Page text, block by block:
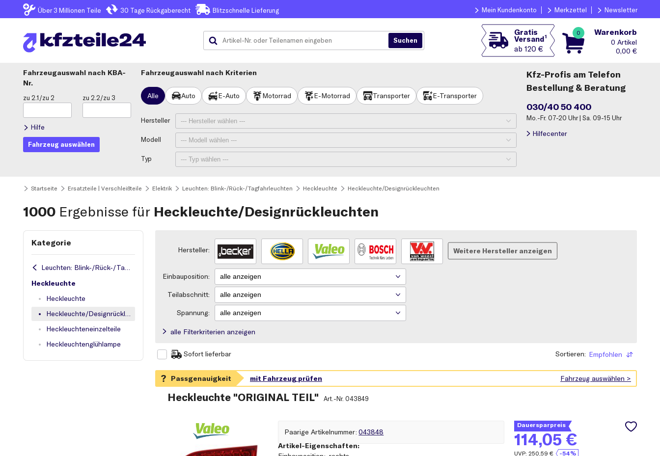
Über 3 Millionen Teile 30 Tage Rückgaberecht Blitzschnelle Lieferung Mein Kundenkonto Merkzettel Newsletter
Gratis
Versand1
ab 120 €
0 Warenkorb
0
0,00 €
Fahrzeugauswahl
KBA-
Nr.
zu 2.1/zu 2 zu 2.2/zu 3
Hilfe
Fahrzeug auswählen
Fahrzeugauswahl nach Kriterien
Alle Auto E-Auto Motorrad E-Motorrad Transporter E-Transporter
Hersteller
Modell
Typ
Kfz-Profis am Telefon
Bestellung & Beratung
030/40 50 400
Mo.-Fr. 07-20 Uhr | Sa. 09-15 Uhr
Hilfecenter
Startseite Ersatzteile | Verschleißteile Elektrik Leuchten: Blink-/Rück-/Tagfahrleuchten Heckleuchte Heckleuchte/Designrückleuchten
1000 Ergebnisse für Heckleuchte/Designrückleuchten
Kategorie
Leuchten: Blink-/Rück-/Tagfahrleuchten
Heckleuchte
Heckleuchte
Heckleuchte/Designrückleuchten
Heckleuchteneinzelteile
Heckleuchtenglühlampe
Hersteller: Weitere Hersteller anzeigen
Einbauposition:
Teilabschnitt:
Spannung:
alle Filterkriterien anzeigen
Sofort lieferbar Sortieren: Empfohlen
Sortieren
Heckleuchte "ORIGINAL TEIL" Art.-Nr. 043849
Dauersparpreis
114,05 €
UVP: 250,59 €
-54%
paarige Artikelnummer 043848
Artikel-Eigenschaften: